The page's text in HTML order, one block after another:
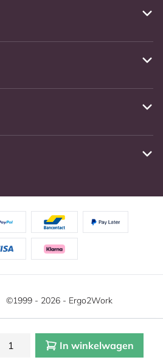
In winkelwagen
©1999 - 2026 - Ergo2Work
Cookies instellingen